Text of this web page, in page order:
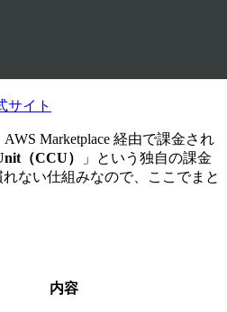
サイト
AWS Marketplace 経由で課金され
（CCU）
」という独自の課金
ない仕組みなので、ここでまと
内容